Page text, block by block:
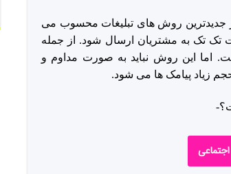
جدیدترین روش های تبلیغات محسوب می
تک تک به مشتریان ارسال شود. از جمله
اما این روش نباید به صورت مداوم و
زیاد پیامک ها می شود.